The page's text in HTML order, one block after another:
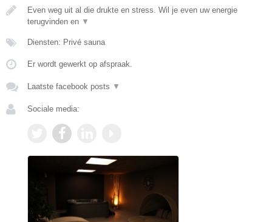
Even weg uit al die drukte en stress. Wil je even uw energie
terugvinden en ▼
Diensten: Privé sauna
Er wordt gewerkt op afspraak.
Laatste facebook posts ▼
Sociale media: